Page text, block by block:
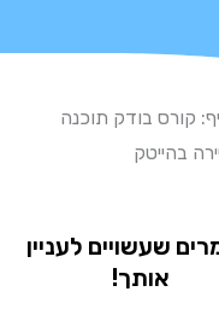
קורס בודק תוכנה
שעשויים לעניין
אותך!